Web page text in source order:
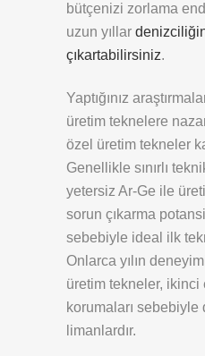
bütçenizi zorlama
uzun yıllar denizciliğin
çıkartabilirsiniz.
Yaptığınız
üretim teknelere
özel üretim tekneler
Genellikle sınırlı
yetersiz Ar-Ge ile
sorun çıkarma
sebebiyle ideal ilk
Onlarca yılın
üretim tekneler, ikinci
korumaları
limanlardır.